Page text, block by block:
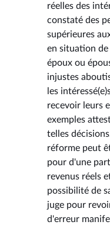
réelles des
constaté des
supérieures
en situation
époux ou
injustes
les
recevoir leurs
exemples
telles
réforme peut
pour d'une
revenus réels
possibilité de
juge pour
d'erreur